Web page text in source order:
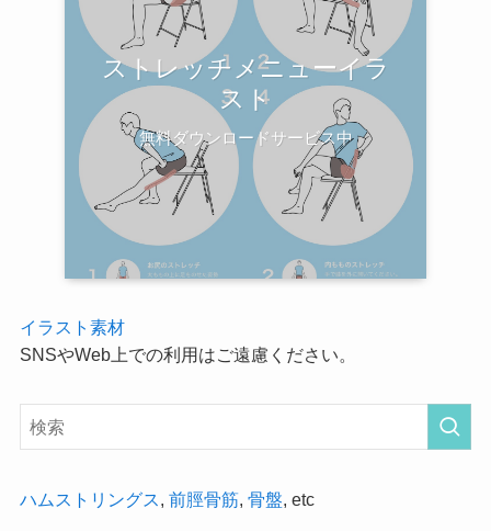
ストレッチメニューイラ
スト
無料ダウンロードサービス中
イラスト素材
SNSやWeb上での利用はご遠慮ください。
ハムストリングス, 前脛骨筋, 骨盤, etc